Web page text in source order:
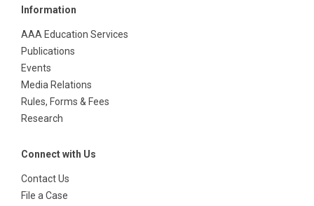
Information
AAA Education Services
Publications
Events
Media Relations
Rules, Forms & Fees
Research
Connect with Us
Contact Us
File a Case